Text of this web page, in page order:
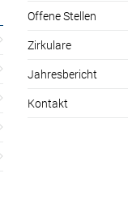
Offene Stellen
Zirkulare
Jahresbericht
Kontakt